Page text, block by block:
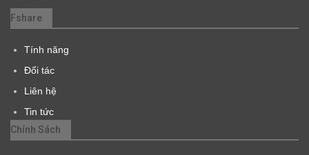
Fshare
Tính năng
Đối tác
Liên hệ
Tin tức
Chính Sách